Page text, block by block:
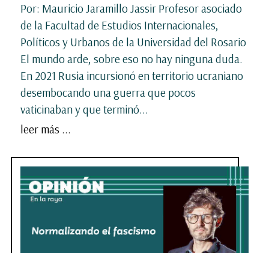
Por: Mauricio Jaramillo Jassir Profesor asociado
de la Facultad de Estudios Internacionales,
Políticos y Urbanos de la Universidad del Rosario
El mundo arde, sobre eso no hay ninguna duda.
En 2021 Rusia incursionó en territorio ucraniano
desembocando una guerra que pocos
vaticinaban y que terminó...
leer más ...